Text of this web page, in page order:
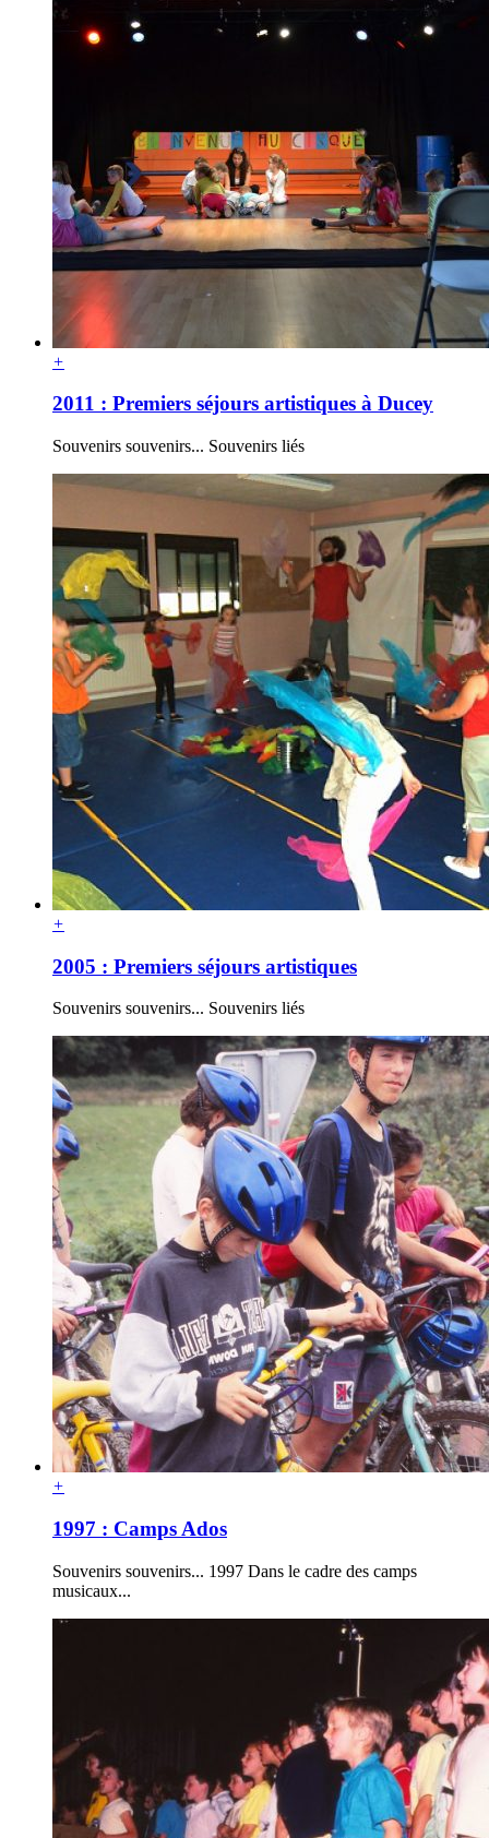
+
2011 : Premiers séjours artistiques à Ducey
Souvenirs souvenirs... Souvenirs liés
+
2005 : Premiers séjours artistiques
Souvenirs souvenirs... Souvenirs liés
+
1997 : Camps Ados
Souvenirs souvenirs... 1997 Dans le cadre des camps
musicaux...